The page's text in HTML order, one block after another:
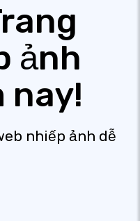
ảnh
nay!
nhiếp ảnh dễ